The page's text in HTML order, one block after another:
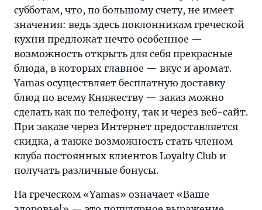
субботам, что, по большому счету, не имеет
значения: ведь здесь поклонникам греческой
кухни предложат нечто особенное —
возможность открыть для себя прекрасные
блюда, в которых главное — вкус и аромат.
Yamas осуществляет бесплатную доставку
блюд по всему Княжеству — заказ можно
сделать как по телефону, так и через веб-сайт.
При заказе через Интернет предоставляется
скидка, а также возможность стать членом
клуба постоянных клиентов Loyalty Club и
получать различные бонусы.
На греческом «Yamas» означает «Ваше